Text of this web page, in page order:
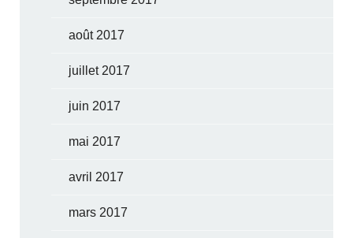
août 2017
juillet 2017
juin 2017
mai 2017
avril 2017
mars 2017